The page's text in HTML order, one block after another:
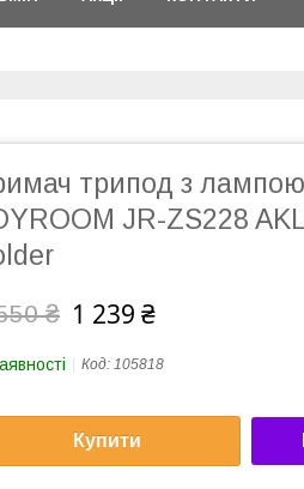
трипод з лампою
JR-ZS228
₴ 1 239 ₴
Код: 105818
Купити